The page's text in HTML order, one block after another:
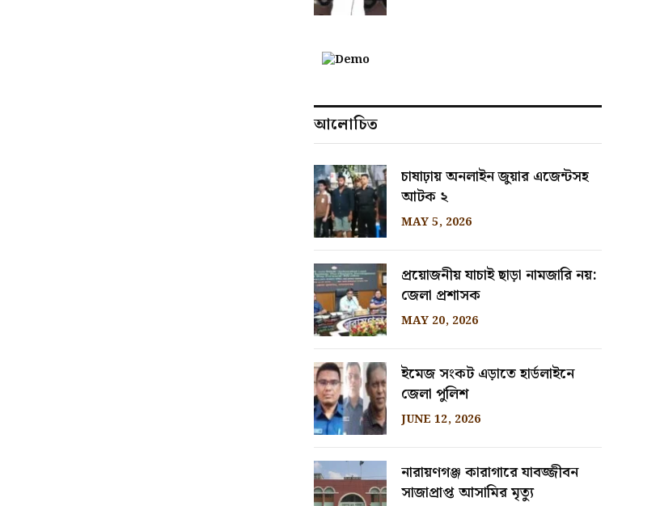
আলোচিত
চাষাঢ়ায় অনলাইন জুয়ার এজেন্টসহ
আটক ২
MAY 5, 2026
প্রয়োজনীয় যাচাই ছাড়া নামজারি নয়:
জেলা প্রশাসক
MAY 20, 2026
ইমেজ সংকট এড়াতে হার্ডলাইনে
জেলা পুলিশ
JUNE 12, 2026
নারায়ণগঞ্জ কারাগারে যাবজ্জীবন
সাজাপ্রাপ্ত আসামির মৃত্যু